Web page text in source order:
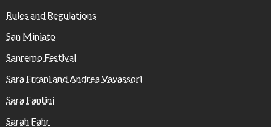
Rules and Regulations
San Miniato
Sanremo Festival
Sara Errani and Andrea Vavassori
Sara Fantini
Sarah Fahr